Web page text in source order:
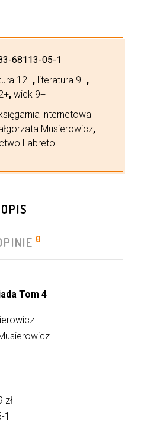
68113-05-1
12+, literatura 9+,
, wiek 9+
internetowa
Musierowicz,
Labreto
OPIS
0
Tom 4
zł
1